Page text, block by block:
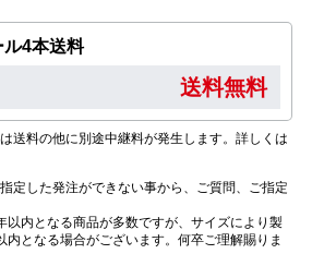
ル4本送料
送料無料
送料の他に別途中継料が発生します。詳しくは
定した発注ができない事から、ご質問、ご指定
以内となる商品が多数ですが、サイズにより製
内となる場合がございます。何卒ご理解賜りま